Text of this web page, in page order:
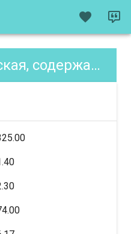
Приправа Греческая, содержание XE